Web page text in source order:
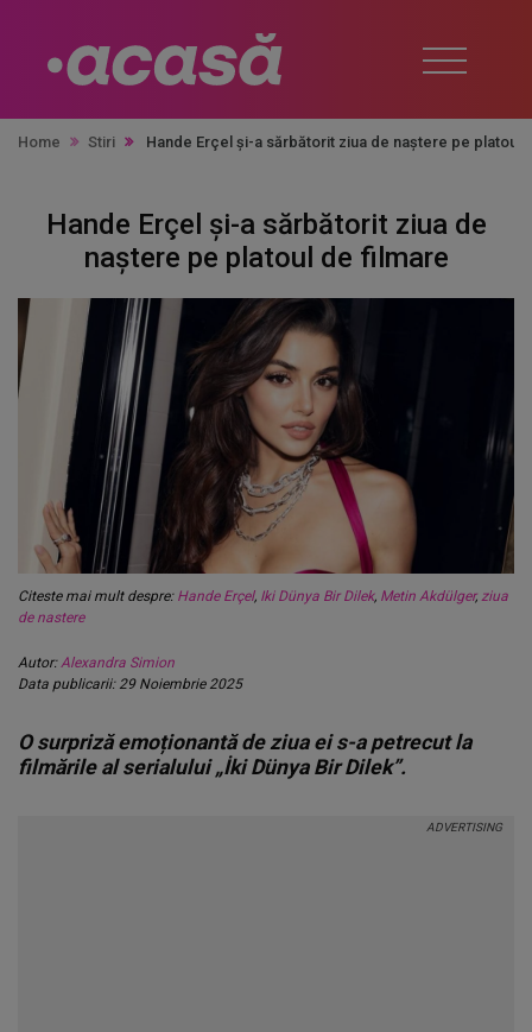
Home Stiri Hande Erçel și-a sărbătorit ziua de naștere pe platoul
Hande Erçel și-a sărbătorit ziua de
naștere pe platoul de filmare
Citeste mai mult despre: Hande Erçel, Iki Dünya Bir Dilek, Metin Akdülger, ziua
de nastere
Autor:Alexandra Simion
Data publicarii: 29 Noiembrie 2025
O surpriză emoționantă de ziua ei s-a petrecut la
filmările al serialului „İki Dünya Bir Dilek”.